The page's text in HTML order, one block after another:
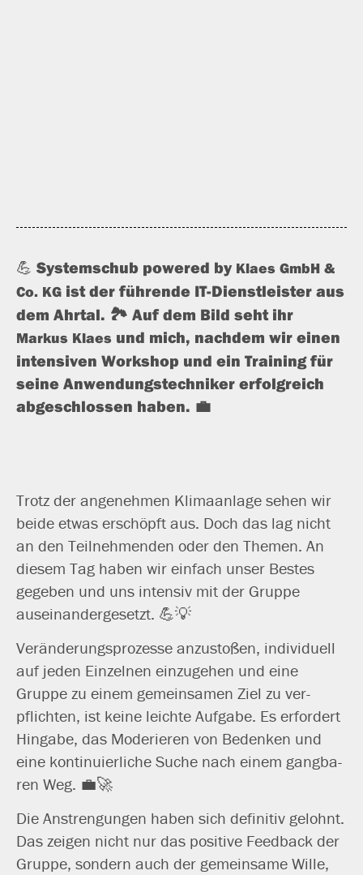
💪 Systemschub powered by Klaes GmbH &
Co. KG ist der füh­ren­de IT-Dienstleister aus
dem Ahrtal. 🏞️ Auf dem Bild seht ihr
Markus Klaes und mich, nach­dem wir einen
inten­si­ven Workshop und ein Training für
sei­ne Anwendungstechniker erfolg­reich
abge­schlos­sen haben. 💼
Trotz der ange­neh­men Klimaanlage sehen wir
bei­de etwas erschöpft aus. Doch das lag nicht
an den Teilnehmenden oder den Themen. An
die­sem Tag haben wir ein­fach unser Bestes
gege­ben und uns inten­siv mit der Gruppe
auseinandergesetzt. 💪💡
Veränderungsprozesse anzu­sto­ßen, indi­vi­du­ell
auf jeden Einzelnen ein­zu­ge­hen und eine
Gruppe zu einem gemein­sa­men Ziel zu ver­
pflich­ten, ist kei­ne leich­te Aufgabe. Es erfor­dert
Hingabe, das Moderieren von Bedenken und
eine kon­ti­nu­ier­li­che Suche nach einem gang­ba­
ren Weg. 💼🚀
Die Anstrengungen haben sich defi­ni­tiv gelohnt.
Das zei­gen nicht nur das posi­ti­ve Feedback der
Gruppe, son­dern auch der gemein­sa­me Wille,